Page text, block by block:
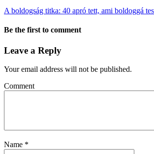
A boldogság titka: 40 apró tett, ami boldoggá
Be the first to comment
Leave a Reply
Your email address will not be published.
Comment
Name *